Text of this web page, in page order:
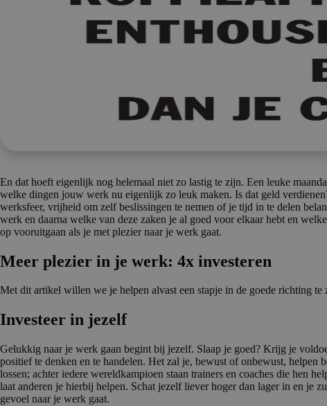
En dat hoeft eigenlijk nog helemaal niet zo lastig te zijn. Een leuke
welke dingen jouw werk nu eigenlijk zo leuk maken. Is dat geld
werksfeer, vrijheid om zelf beslissingen te nemen of je tijd in te delen
werk en daarna welke van deze zaken je al goed voor elkaar hebt en
op vooruitgaan als je met plezier naar je werk gaat.
Meer plezier in je werk: 4x investeren
Met dit artikel willen we je helpen alvast een stapje in de goede richting
Investeer in jezelf
Gelukkig naar je werk gaan begint bij jezelf. Slaap je goed? Krijg je
positief te denken en te handelen. Het zal je, bewust of onbewust, helpen
lossen; achter iedere wereldkampioen staan trainers en coaches die hen
laat anderen je hierbij helpen. Schat jezelf liever hoger dan lager in en je
gevoel naar je werk gaat.